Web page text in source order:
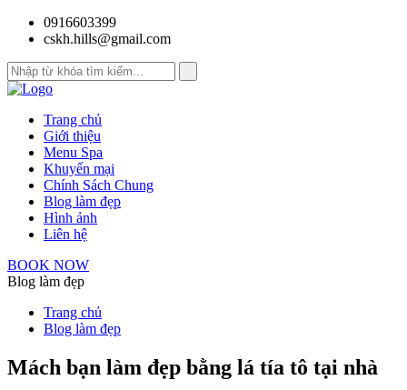
0916603399
cskh.hills@gmail.com
Trang chủ
Giới thiệu
Menu Spa
Khuyến mại
Chính Sách Chung
Blog làm đẹp
Hình ảnh
Liên hệ
BOOK NOW
Blog làm đẹp
Trang chủ
Blog làm đẹp
Mách bạn làm đẹp bằng lá tía tô tại nhà